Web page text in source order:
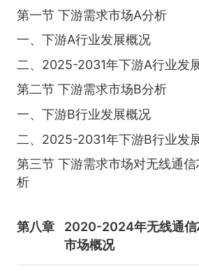
第一节 下游需求市场A分析
一、下游A行业发展概况
二、2025-2031年下游A行业发
第二节 下游需求市场B分析
一、下游B行业发展概况
二、2025-2031年下游B行业发
第三节 下游需求市场对无线通
析
第八章
2020-2024年无线通信
市场概况